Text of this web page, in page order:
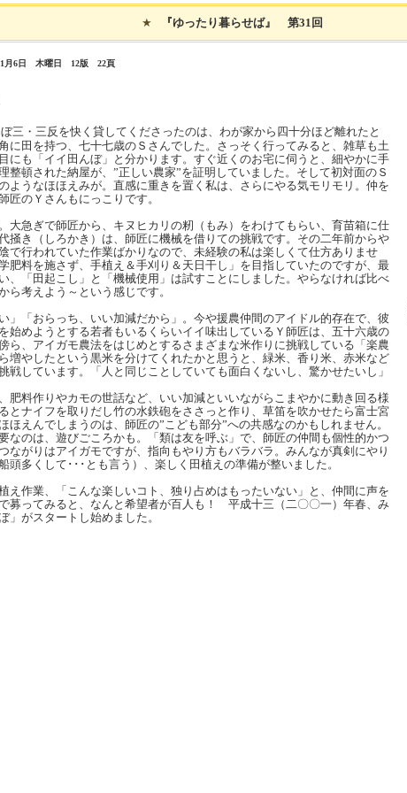
★ 『ゆったり暮らせば』 第31回
月6日 木曜日 12版 22頁
三・三反を快く貸してくださったのは、わが家から四十分ほど離れたと
に田を持つ、七十七歳のＳさんでした。さっそく行ってみると、雑草も土
にも「イイ田んぼ」と分かります。すぐ近くのお宅に伺うと、細やかに手
整頓された納屋が、”正しい農家”を証明していました。そして初対面のＳ
ようなほほえみが。直感に重きを置く私は、さらにやる気モリモリ。仲を
匠のＹさんもにっこりです。
大急ぎで師匠から、キヌヒカリの籾（もみ）をわけてもらい、育苗箱に仕
掻き（しろかき）は、師匠に機械を借りての挑戦です。その二年前からや
で行われていた作業ばかりなので、未経験の私は楽しくて仕方ありませ
肥料を施さず、手植え＆手刈り＆天日干し」を目指していたのですが、最
、「田起こし」と「機械使用」は試すことにしました。やらなければ比べ
ら考えよう～という感じです。
」「おらっち、いい加減だから」。今や援農仲間のアイドル的存在で、彼
始めようとする若者もいるくらいイイ味出しているＹ師匠は、五十六歳の
ら、アイガモ農法をはじめとするさまざまな米作りに挑戦している「楽農
増やしたという黒米を分けてくれたかと思うと、緑米、香り米、赤米など
戦しています。「人と同じことしていても面白くないし、驚かせたいし」
肥料作りやカモの世話など、いい加減といいながらこまやかに動き回る様
とナイフを取りだし竹の水鉄砲をささっと作り、草笛を吹かせたら富士宮
ほえんでしまうのは、師匠の”こども部分”への共感なのかもしれません。
なのは、遊びごころかも。「類は友を呼ぶ」で、師匠の仲間も個性的かつ
ながりはアイガモですが、指向もやり方もバラバラ。みんなが真剣にやり
頭多くして･･･とも言う）、楽しく田植えの準備が整いました。
え作業、「こんな楽しいコト、独り占めはもったいない」と、仲間に声を
募ってみると、なんと希望者が百人も！ 平成十三（二〇〇一）年春、み
」がスタートし始めました。